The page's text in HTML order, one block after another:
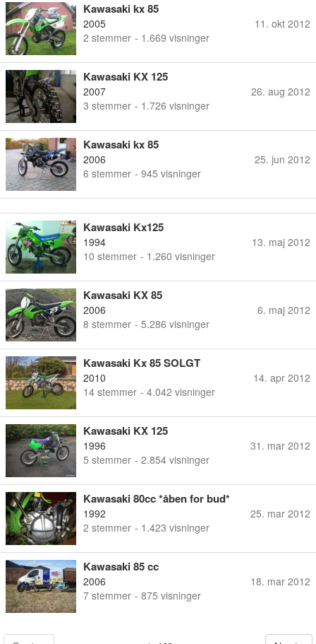
Kawasaki kx 85
2005
2 stemmer - 1.669 visninger
11. okt 2012
Kawasaki KX 125
2007
3 stemmer - 1.726 visninger
26. aug 2012
Kawasaki kx 85
2006
6 stemmer - 945 visninger
25. jun 2012
Kawasaki Kx125
1994
10 stemmer - 1.260 visninger
13. maj 2012
Kawasaki KX 85
2006
8 stemmer - 5.286 visninger
6. maj 2012
Kawasaki Kx 85 SOLGT
2010
14 stemmer - 4.042 visninger
14. apr 2012
Kawasaki KX 125
1996
5 stemmer - 2.854 visninger
31. mar 2012
Kawasaki 80cc *åben for bud*
1992
2 stemmer - 1.423 visninger
25. mar 2012
Kawasaki 85 cc
2006
7 stemmer - 875 visninger
18. mar 2012